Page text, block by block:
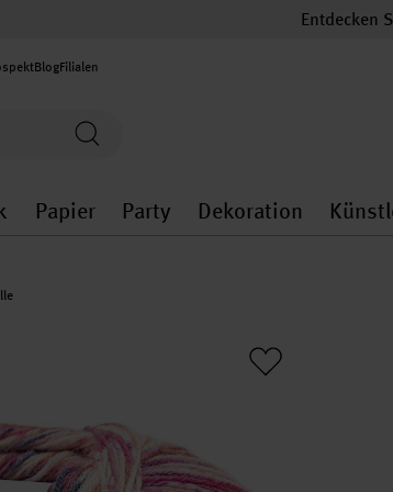
Entdecken
BlogFilialen
Schmuck general.openMenu
Papier
Papier general.openMenu
Party
Party
Dekoration